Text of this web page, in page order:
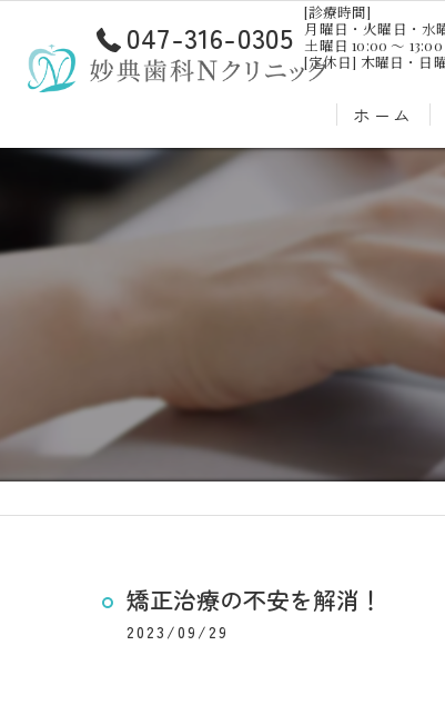
ホーム
矯正治療の不安を解消！
2023/09/29
047-316-0305
[診療時間]
月曜日・火曜日・水
土曜日 10:00 ～
[定休日] 木曜日・日